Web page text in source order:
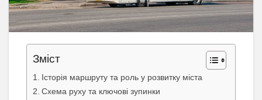
Зміст
Історія маршруту та роль у розвитку міста
Схема руху та ключові зупинки